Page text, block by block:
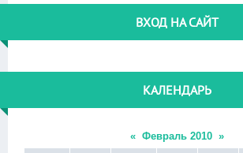
ВХОД НА САЙТ
КАЛЕНДАРЬ
« Февраль 2010 »